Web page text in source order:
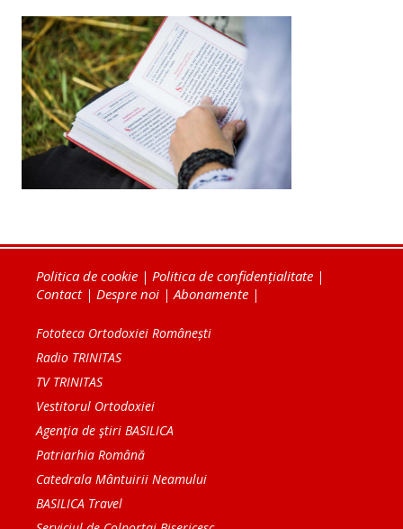
Politica de cookie | Politica de confidențialitate |
Contact| Despre noi | Abonamente |
Fototeca Ortodoxiei Românești
Radio TRINITAS
TV TRINITAS
Vestitorul Ortodoxiei
Agenţia de ştiri BASILICA
Patriarhia Română
Catedrala Mântuirii Neamului
BASILICA Travel